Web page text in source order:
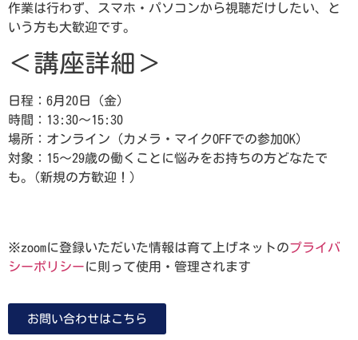
作業は行わず、スマホ・パソコンから視聴だけしたい、と
いう方も大歓迎です。
＜講座詳細＞
日程：6月20日（金）
時間：13:30～15:30
場所：オンライン（カメラ・マイクOFFでの参加OK）
対象：15～29歳の働くことに悩みをお持ちの方どなたで
も。(新規の方歓迎！）
※zoomに登録いただいた情報は育て上げネットのプライバ
シーポリシーに則って使用・管理されます
お問い合わせはこちら